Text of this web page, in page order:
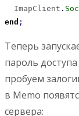
  ImapClient
.
end ;
Теперь
пароль
пробуем
в Memo
сервера: